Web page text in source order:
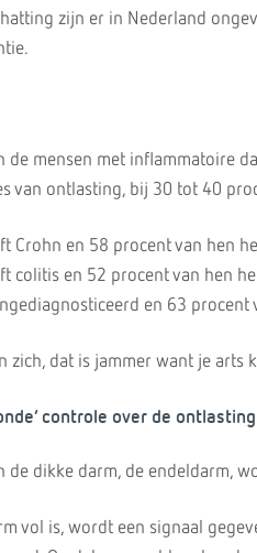
zijn er in Nederland
de mensen met inflammatoire
van ontlasting, bij 30 tot 40
Crohn en 58 procent van hen
colitis en 52 procent van hen
en 63
zich, dat is jammer want je arts
controle over de
de dikke darm, de endeldarm,
vol is, wordt een signaal